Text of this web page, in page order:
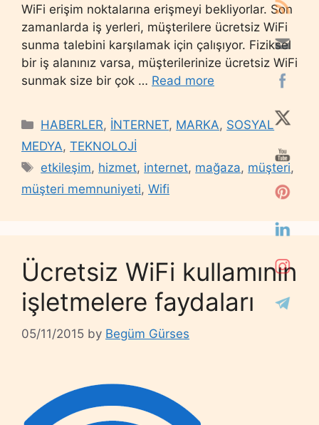
WiFi erişim noktalarına erişmeyi bekliyorlar. Son
zamanlarda iş yerleri, müşterilere ücretsiz WiFi
sunma talebini karşılamak için çalışıyor. Fiziksel
bir iş alanınız varsa, müşterilerinize ücretsiz WiFi
sunmak size bir çok … Read more
Categories
HABERLER, İNTERNET, MARKA, SOSYAL
MEDYA, TEKNOLOJİ
Tags
etkileşim, hizmet, internet, mağaza, müşteri,
müşteri memnuniyeti, Wifi
Ücretsiz WiFi kullamının
işletmelere faydaları
05/11/2015 by Begüm Gürses